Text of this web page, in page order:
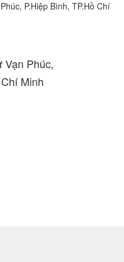
P.Hiệp Bình, TP.Hồ Chí
Vạn Phúc,
Minh